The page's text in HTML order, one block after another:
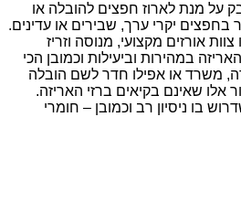
על מנת לארוז חפצים להובלה או
יקרי ערך, שבירים או עדינים.
אורזים מקצועי, מנוסה וזריז
במהירות וביעילות וכמובן הכי
משרד או אפילו חדר לשם הובלה
אלו שאינם בקיאים ברזי האריזה.
בו ניסיון רב וכמובן – חומרי